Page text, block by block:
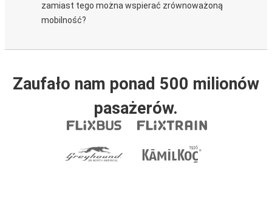
zamiast tego można wspierać zrównoważoną
mobilność?
Zaufało nam ponad 500 milionów
pasażerów.